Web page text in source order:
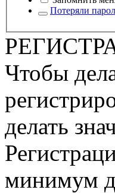
Потеряли
Чтобы
делать
минимум